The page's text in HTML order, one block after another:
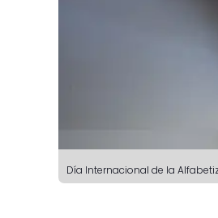
Día Internacional de la